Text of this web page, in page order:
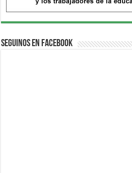
Seguinos en Facebook